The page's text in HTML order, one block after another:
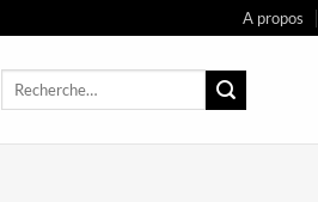
A propos
Recherche